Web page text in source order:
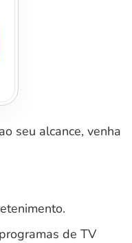
seu alcance, venha
de TV